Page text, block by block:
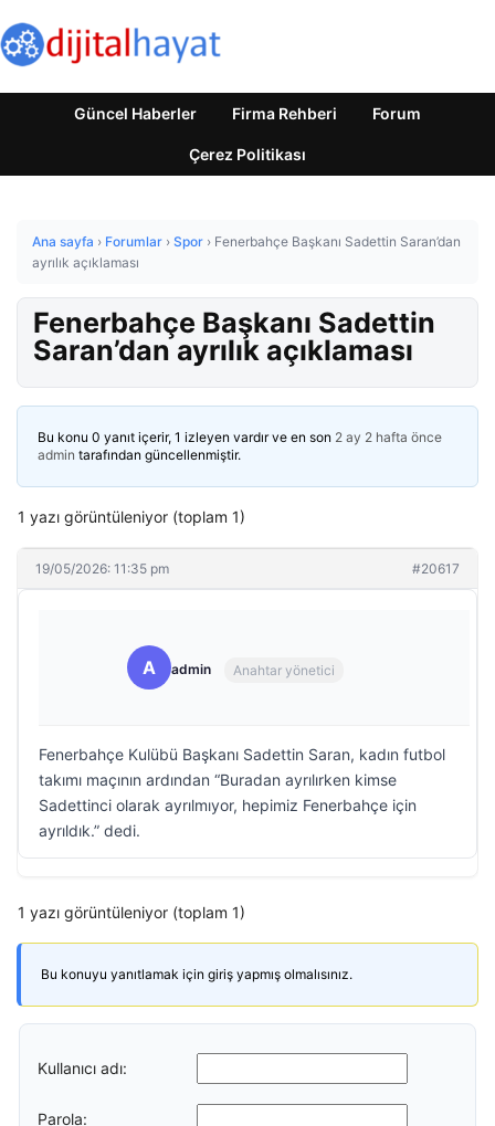
Güncel Haberler Firma Rehberi Forum
Çerez Politikası
Ana sayfa › Forumlar › Spor › Fenerbahçe Başkanı Sadettin Saran’dan
ayrılık açıklaması
Fenerbahçe Başkanı Sadettin
Saran’dan ayrılık açıklaması
Bu konu 0 yanıt içerir, 1 izleyen vardır ve en son 2 ay 2 hafta önce
admin tarafından güncellenmiştir.
1 yazı görüntüleniyor (toplam 1)
19/05/2026: 11:35 pm #20617
A admin Anahtar yönetici
Fenerbahçe Kulübü Başkanı Sadettin Saran, kadın futbol
takımı maçının ardından “Buradan ayrılırken kimse
Sadettinci olarak ayrılmıyor, hepimiz Fenerbahçe için
ayrıldık.” dedi.
1 yazı görüntüleniyor (toplam 1)
Bu konuyu yanıtlamak için giriş yapmış olmalısınız.
Kullanıcı adı:
Parola: